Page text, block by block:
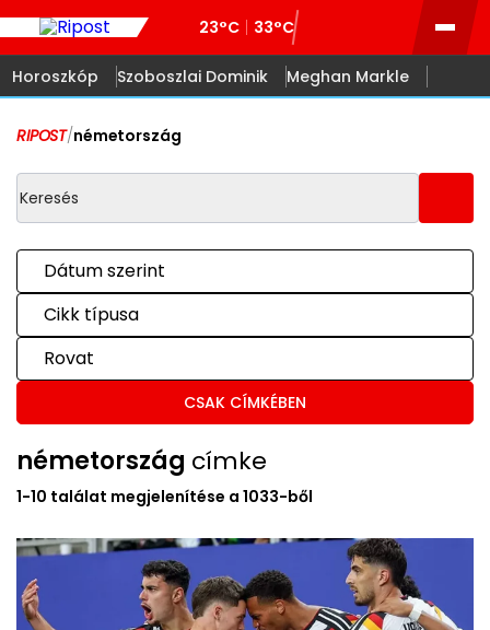
23°C 33°C
Horoszkóp Szoboszlai Dominik Meghan Markle
RIPOST/németország
Dátum szerint
Cikk típusa
Rovat
CSAK CÍMKÉBEN
németország címke
1-10 találat megjelenítése a 1033-ből